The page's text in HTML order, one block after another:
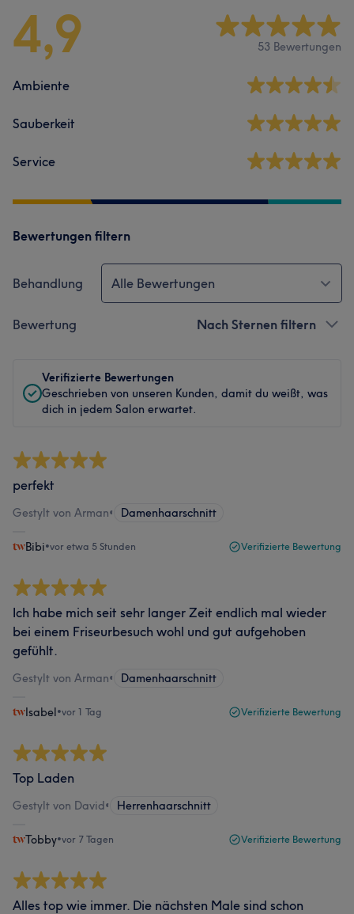
4,9 53 Bewertungen
Ambiente
Sauberkeit
Service
Bewertungen filtern
Behandlung Alle Bewertungen
Bewertung Nach Sternen filtern
Verifizierte Bewertungen
Geschrieben von unseren Kunden, damit du weißt, was
dich in jedem Salon erwartet.
perfekt
Gestylt von Arman• Damenhaarschnitt
Bibi•vor etwa 5 Stunden Verifizierte Bewertung
Ich habe mich seit sehr langer Zeit endlich mal wieder
bei einem Friseurbesuch wohl und gut aufgehoben
gefühlt.
Gestylt von Arman• Damenhaarschnitt
Isabel•vor 1 Tag Verifizierte Bewertung
Top Laden
Gestylt von David• Herrenhaarschnitt
Tobby•vor 7 Tagen Verifizierte Bewertung
Alles top wie immer. Die nächsten Male sind schon